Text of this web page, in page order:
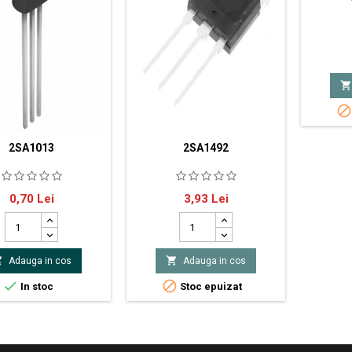
2SA1013
Tranzistor PNP 160V
&gt;15MHz capsula
producator Toshiba
Pret
0,70 Lei
Adauga in cos
 In stoc
2SA1492
PNP 180V 15A 130W
Pret
3,93 Lei
 Adauga in cos
 Stoc epuizat
PNP-

